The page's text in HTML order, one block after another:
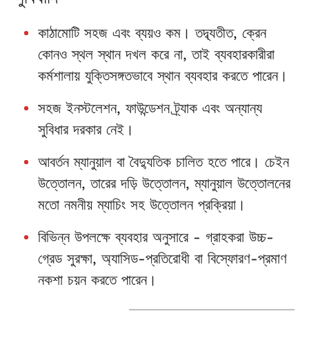
কাঠামোটি সহজ এবং ব্যয়ও কম। তদ্ব্যতীত, ক্রেন
কোনও স্থল স্থান দখল করে না, তাই ব্যবহারকারীরা
কর্মশালায় যুক্তিসঙ্গতভাবে স্থান ব্যবহার করতে পারেন।
সহজ ইনস্টলেশন, ফাউন্ডেশন ট্র্যাক এবং অন্যান্য
সুবিধার দরকার নেই।
আবর্তন ম্যানুয়াল বা বৈদ্যুতিক চালিত হতে পারে। চেইন
উত্তোলন, তারের দড়ি উত্তোলন, ম্যানুয়াল উত্তোলনের
মতো নমনীয় ম্যাচিং সহ উত্তোলন প্রক্রিয়া।
বিভিন্ন উপলক্ষে ব্যবহার অনুসারে - গ্রাহকরা উচ্চ-
গ্রেড সুরক্ষা, অ্যাসিড-প্রতিরোধী বা বিস্ফোরণ-প্রমাণ
নকশা চয়ন করতে পারেন।